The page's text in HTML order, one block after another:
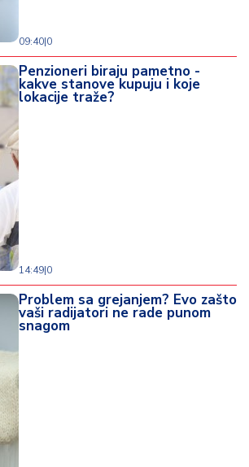
09:40|0
Penzioneri biraju pametno -
kakve stanove kupuju i koje
lokacije traže?
14:49|0
Problem sa grejanjem? Evo zašto
vaši radijatori ne rade punom
snagom